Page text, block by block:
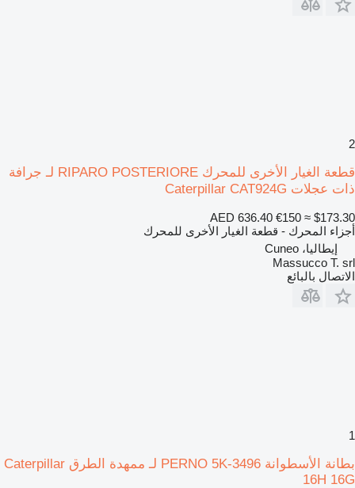
2
قطعة الغيار الأخرى للمحرك RIPARO POSTERIORE لـ جرافة
ذات عجلات Caterpillar CAT924G
AED 636.40 €150 ≈ $173.30
أجزاء المحرك - قطعة الغيار الأخرى للمحرك
إيطاليا، Cuneo
Massucco T. srl
الاتصال بالبائع
1
بطانة الأسطوانة PERNO 5K-3496 لـ ممهدة الطرق Caterpillar
16H 16G